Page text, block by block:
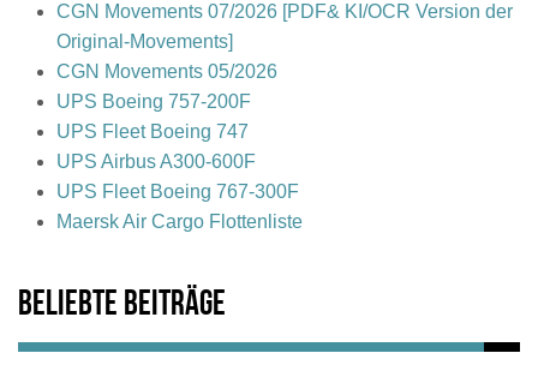
CGN Movements 07/2026 [PDF& KI/OCR Version der
Original-Movements]
CGN Movements 05/2026
UPS Boeing 757-200F
UPS Fleet Boeing 747
UPS Airbus A300-600F
UPS Fleet Boeing 767-300F
Maersk Air Cargo Flottenliste
Beliebte Beiträge